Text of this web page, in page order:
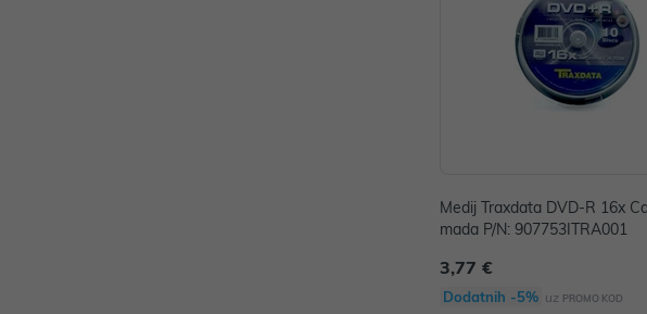
Medij Traxdata DVD-R 16x
mada P/N: 907753ITRA001
3,77 €
Dodatnih -5% uz PROMO KOD